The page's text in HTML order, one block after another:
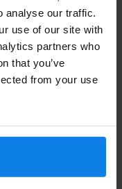
analyse our traffic.
use of our site with
partners who
that you’ve
from your use
onze capaciteit en
dagelijks toe.
de tijd. Bij de
daarom van
deze veranderende